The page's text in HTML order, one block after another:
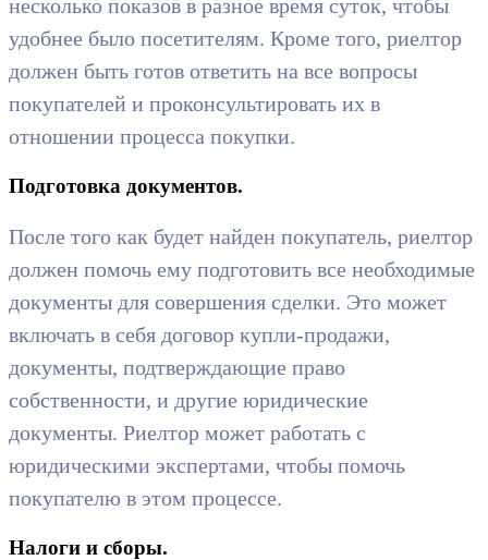
несколько показов в разное время суток, чтобы
удобнее было посетителям. Кроме того, риелтор
должен быть готов ответить на все вопросы
покупателей и проконсультировать их в
отношении процесса покупки.
Подготовка документов.
После того как будет найден покупатель, риелтор
должен помочь ему подготовить все необходимые
документы для совершения сделки. Это может
включать в себя договор купли-продажи,
документы, подтверждающие право
собственности, и другие юридические
документы. Риелтор может работать с
юридическими экспертами, чтобы помочь
покупателю в этом процессе.
Налоги и сборы.